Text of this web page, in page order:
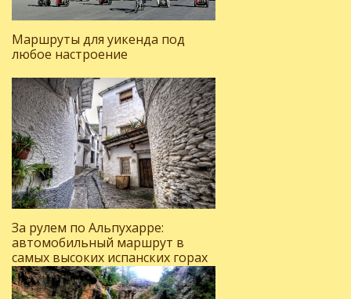
Маршруты для уикенда под
любое настроение
За рулем по Альпухарре:
автомобильный маршрут в
самых высоких испанских горах